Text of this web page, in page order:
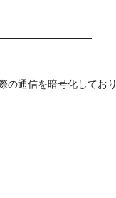
の通信を暗号化しており